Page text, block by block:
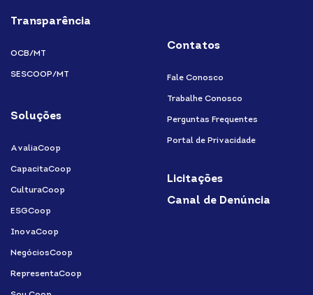
Transparência
OCB/MT
SESCOOP/MT
Soluções
AvaliaCoop
CapacitaCoop
CulturaCoop
ESGCoop
InovaCoop
NegóciosCoop
RepresentaCoop
Contatos
Fale Conosco
Trabalhe Conosco
Perguntas Frequentes
Portal de Privacidade
Licitações
Canal de Denúncia